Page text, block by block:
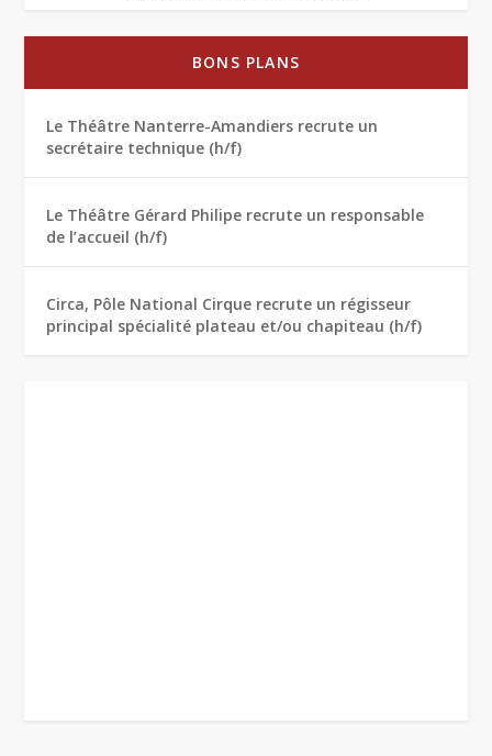
BONS PLANS
Le Théâtre Nanterre-Amandiers recrute un
secrétaire technique (h/f)
Le Théâtre Gérard Philipe recrute un responsable
de l’accueil (h/f)
Circa, Pôle National Cirque recrute un régisseur
principal spécialité plateau et/ou chapiteau (h/f)